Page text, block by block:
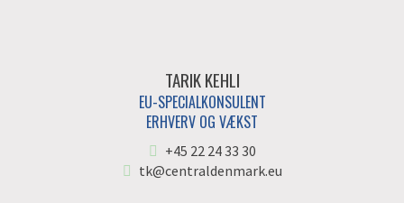
TARIK KEHLI
EU-SPECIALKONSULENT
ERHVERV OG VÆKST
+45 22 24 33 30
tk@centraldenmark.eu